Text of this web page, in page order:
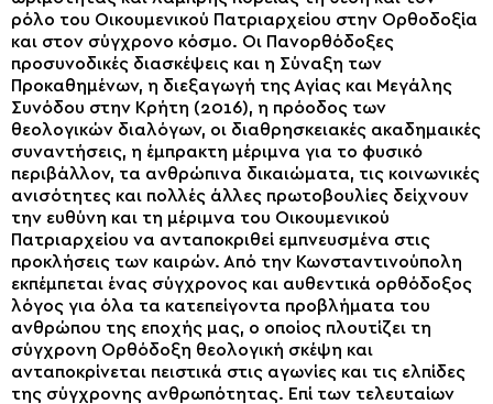
ρόλο του Οικουμενικού Πατριαρχείου στην Ορθοδοξία
και στον σύγχρονο κόσμο. Οι Πανορθόδοξες
προσυνοδικές διασκέψεις και η Σύναξη των
Προκαθημένων, η διεξαγωγή της Αγίας και Μεγάλης
Συνόδου στην Κρήτη (2016), η πρόοδος των
θεολογικών διαλόγων, οι διαθρησκειακές ακαδημαικές
συναντήσεις, η έμπρακτη μέριμνα για το φυσικό
περιβάλλον, τα ανθρώπινα δικαιώματα, τις κοινωνικές
ανισότητες και πολλές άλλες πρωτοβουλίες δείχνουν
την ευθύνη και τη μέριμνα του Οικουμενικού
Πατριαρχείου να ανταποκριθεί εμπνευσμένα στις
προκλήσεις των καιρών. Από την Κωνσταντινούπολη
εκπέμπεται ένας σύγχρονος και αυθεντικά ορθόδοξος
λόγος για όλα τα κατεπείγοντα προβλήματα του
ανθρώπου της εποχής μας, ο οποίος πλουτίζει τη
σύγχρονη Ορθόδοξη θεολογική σκέψη και
ανταποκρίνεται πειστικά στις αγωνίες και τις ελπίδες
της σύγχρονης ανθρωπότητας. Επί των τελευταίων